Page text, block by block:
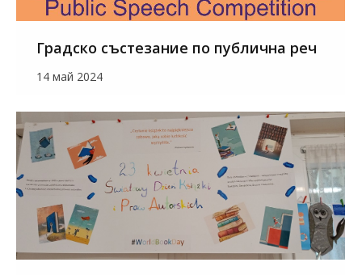
Градско състезание по публична реч
14 май 2024